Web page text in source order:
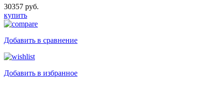
30357 руб.
купить
Добавить в сравнение
Добавить в избранное